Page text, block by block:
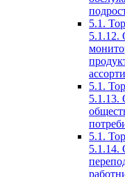
5.1.
5.1.12.
5.1.
5.1.13.
5.1.
5.1.14.